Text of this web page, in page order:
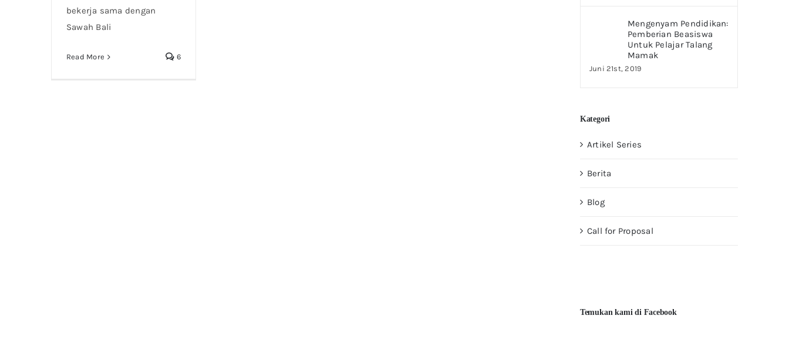
bekerja sama dengan
Sawah Bali
Read More 6
Mengenyam Pendidikan:
Pemberian Beasiswa
Untuk Pelajar Talang
Mamak
Juni 21st, 2019
Kategori
Artikel Series
Berita
Blog
Call for Proposal
Temukan kami di Facebook